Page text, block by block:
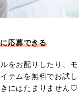
応募できる
をお配りしたり、モ
テムを無料でお試し
にはたまりません♡